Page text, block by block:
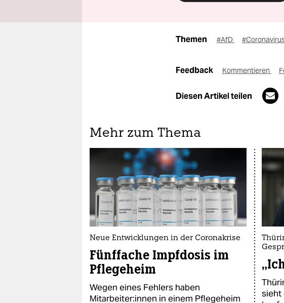
Themen #AfD
Feedback Kommentieren
Diesen Artikel teilen
Mehr zum Thema
Neue Entwicklungen in der Coronakrise
Fünffache Impfdosis im
Pflegeheim
Wegen eines Fehlers haben
Mitarbeiter:innen in einem Pflegeheim
sieht